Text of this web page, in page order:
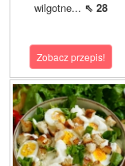
wilgotne... ⇖ 28
Zobacz przepis!